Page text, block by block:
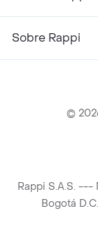
Sobre Rappi
©
Rappi S.A.S.
Bogotá